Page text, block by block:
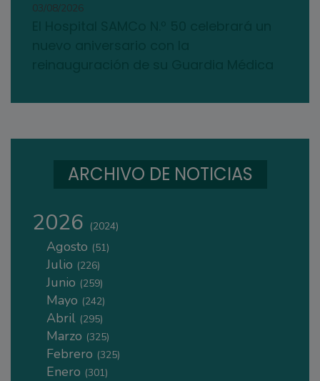
03/08/2026
ARCHIVO DE NOTICIAS
2026 (2024)
Agosto (51)
Julio (226)
Junio (259)
Mayo (242)
Abril (295)
Marzo (325)
Febrero (325)
Enero (301)